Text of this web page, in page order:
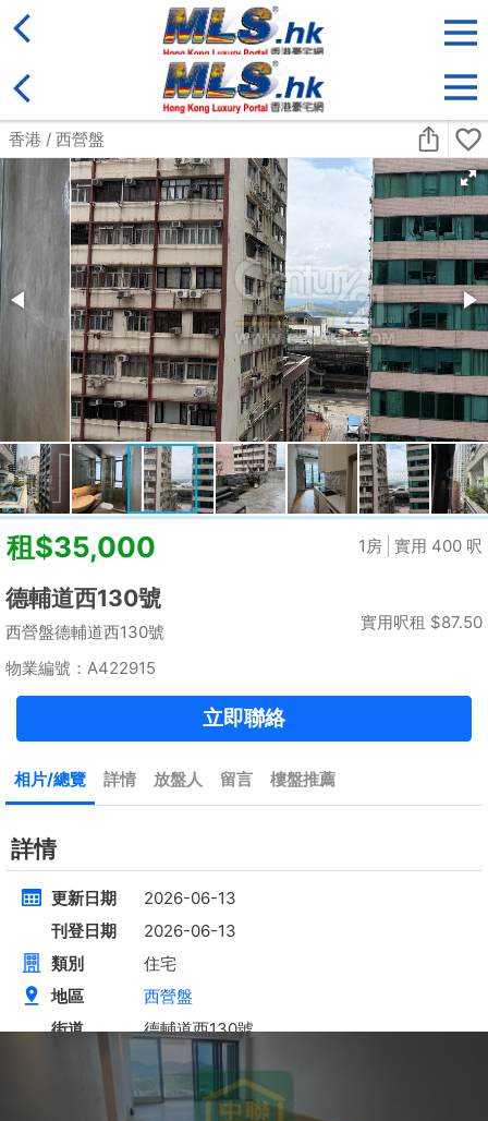
售盤 類別
收藏
搜尋條件: 售盤
黃金置頂
標準2100呎村屋
元朗 標準2100呎村屋 4房4套
建築 2100呎@$17
實用 --
租$35,000
置頂
九龍廣場
長沙灣 青山道485號
建築 3631呎@$4,682
實用 2542呎@$6,688
置頂